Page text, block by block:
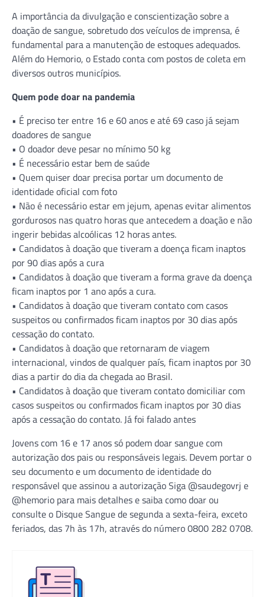
A importância da divulgação e conscientização sobre a
doação de sangue, sobretudo dos veículos de imprensa, é
fundamental para a manutenção de estoques adequados.
Além do Hemorio, o Estado conta com postos de coleta em
diversos outros municípios.
Quem pode doar na pandemia
• É preciso ter entre 16 e 60 anos e até 69 caso já sejam
doadores de sangue
• O doador deve pesar no mínimo 50 kg
• É necessário estar bem de saúde
• Quem quiser doar precisa portar um documento de
identidade oficial com foto
• Não é necessário estar em jejum, apenas evitar alimentos
gordurosos nas quatro horas que antecedem a doação e não
ingerir bebidas alcoólicas 12 horas antes.
• Candidatos à doação que tiveram a doença ficam inaptos
por 90 dias após a cura
• Candidatos à doação que tiveram a forma grave da doença
ficam inaptos por 1 ano após a cura.
• Candidatos à doação que tiveram contato com casos
suspeitos ou confirmados ficam inaptos por 30 dias após
cessação do contato.
• Candidatos à doação que retornaram de viagem
internacional, vindos de qualquer país, ficam inaptos por 30
dias a partir do dia da chegada ao Brasil.
• Candidatos à doação que tiveram contato domiciliar com
casos suspeitos ou confirmados ficam inaptos por 30 dias
após a cessação do contato. Já foi falado antes
Jovens com 16 e 17 anos só podem doar sangue com
autorização dos pais ou responsáveis legais. Devem portar o
seu documento e um documento de identidade do
responsável que assinou a autorização Siga @saudegovrj e
@hemorio para mais detalhes e saiba como doar ou
consulte o Disque Sangue de segunda a sexta-feira, exceto
feriados, das 7h ‪às 17h, através do número ‪0800 282 0708.